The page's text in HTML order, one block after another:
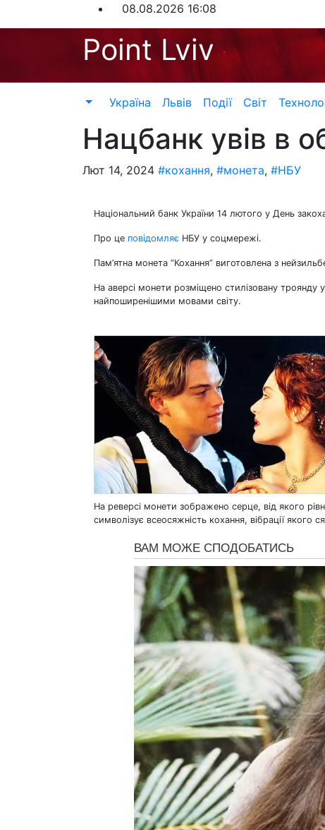
до
08.08.2026 16:08
Point Lviv
Україна Львів Події Світ
Нацбанк увів в
Лют 14, 2024 #кохання, #монета, #НБУ
Національний банк України 14 лютого у День
Про це повідомляє НБУ у соцмережі.
Пам’ятна монета “Кохання” виготовлена з
На аверсі монети розміщено стилізовану троянду
найпоширенішими мовами світу.
На реверсі монети зображено серце, від якого
символізує всеосяжність кохання, вібрації якого